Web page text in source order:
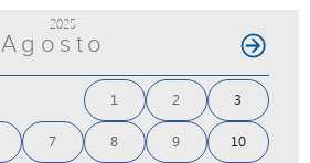
2025
Agosto
1 2 3
7 8 9 10